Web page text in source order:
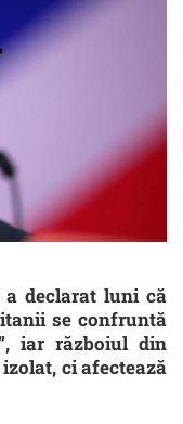
declarat luni că
se confruntă
iar războiul din
ci afectează